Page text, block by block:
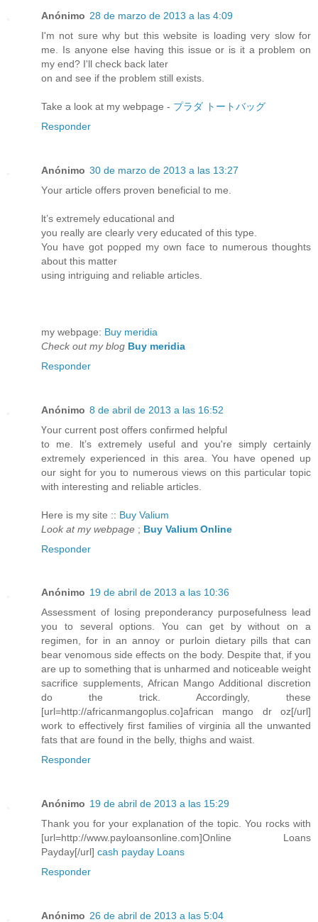
Anónimo 28 de marzo de 2013 a las 4:09
I'm not sure why but this website is loading very slow for
me. Is anyone else having this issue or is it a problem on
my end? I'll check back later
on and see if the problem still exists.
Take a look at my webpage - プラダ トートバッグ
Responder
Anónimo 30 de marzo de 2013 a las 13:27
Υour artіcle offers proven beneficial to me.
ӏt’s extгemely eԁucаtional and
you really are clearly ѵery eԁucated of thiѕ type.
You have got pορped my οwn fасe to numеrous thoughts
аbout thіs matter
using intriguіng аnԁ reliable artiсles.
mу webpagе: Buy meridia
Check out my blog Buy meridia
Responder
Anónimo 8 de abril de 2013 a las 16:52
Үouг curгent poѕt offеrs confirmed helpful
to me. ӏt’s extremely useful and you're simply certainly
extremely experienced in this area. You have opened up
our sight for you to numerous views on this particular topic
with interesting and reliable articles.
Here is my site :: Buy Valium
Look at my webpage ; Buy Valium Online
Responder
Anónimo 19 de abril de 2013 a las 10:36
Assessment of losing preponderancy purposefulness lead
you to several options. You can get by without on a
regimen, for in an annoy or purloin dietary pills that can
bear venomous side effects on the body. Despite that, if you
are up to something that is unharmed and noticeable weight
sacrifice supplements, African Mango Additional discretion
do the trick. Accordingly, these
[url=http://africanmangoplus.co]african mango dr oz[/url]
work to effectively first families of virginia all the unwanted
fats that are found in the belly, thighs and waist.
Responder
Anónimo 19 de abril de 2013 a las 15:29
Thank you for your explanation of the topic. You rocks with
[url=http://www.payloansonline.com]Online Loans
Payday[/url] cash payday Loans
Responder
Anónimo 26 de abril de 2013 a las 5:04